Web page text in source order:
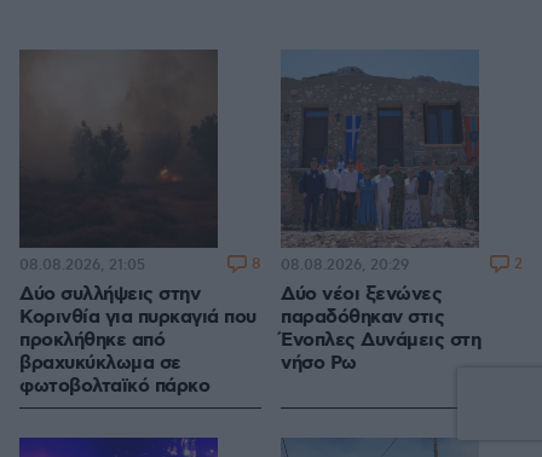
Δύο συλλήψεις στην
Κορινθία για πυρκαγιά που
προκλήθηκε από
βραχυκύκλωμα σε
φωτοβολταϊκό πάρκο
08.08.2026, 21:05 8
Δύο νέοι ξενώνες
παραδόθηκαν στις
Ένοπλες Δυνάμεις στη
νήσο Ρω
08.08.2026, 20:29 2